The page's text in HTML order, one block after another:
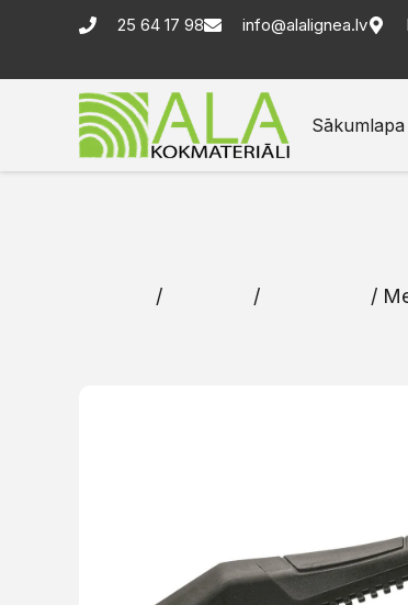
25 64 17 98 info@alalignea.lv
Sākumlapa
/ / /